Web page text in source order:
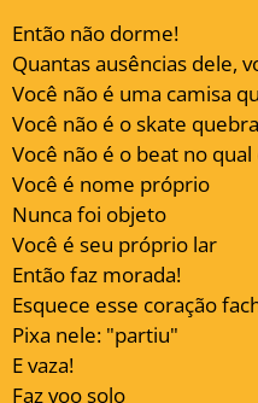
Então não dorme!
Quantas ausências dele,
Você não é uma camisa
Você não é o skate
Você não é o beat no
Você é nome próprio
Nunca foi objeto
Você é seu próprio lar
Então faz morada!
Esquece esse coração
Pixa nele: "partiu"
E vaza!
Faz voo solo